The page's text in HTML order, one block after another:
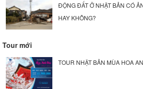
ĐỘNG ĐẤT Ở NHẬT BẢN CÓ
HAY KHÔNG?
Tour mới
TOUR NHẬT BẢN MÙA HOA